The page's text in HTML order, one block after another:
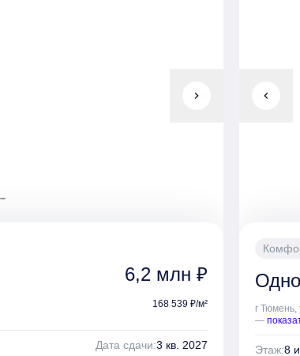
chevron_right
6,2 млн ₽
168 539 ₽/м²
Дата сдачи:3 кв. 2027
chevron_left
г
—
Этаж:8